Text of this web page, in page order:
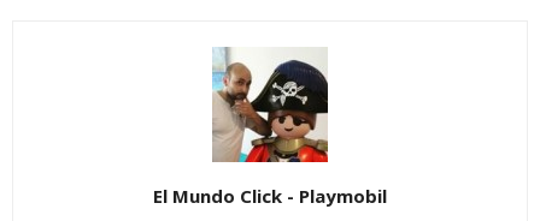
El Mundo Click - Playmobil